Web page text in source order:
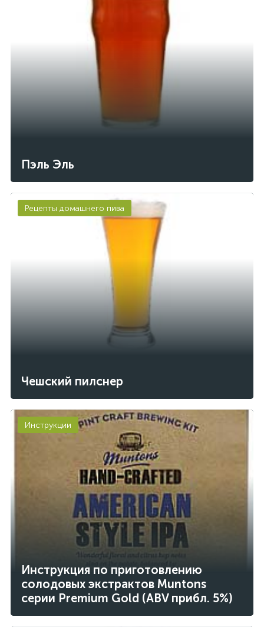
Пэль Эль
Чешский пилснер
Рецепты домашнего пива
Инструкция по приготовлению
солодовых экстрактов Muntons
серии Premium Gold (ABV прибл. 5%)
Инструкции